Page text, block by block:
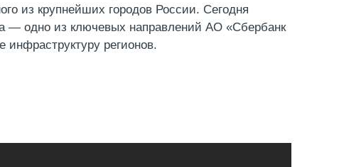
из крупнейших городов России. Сегодня
— одно из ключевых направлений АО «Сбербанк
регионов.